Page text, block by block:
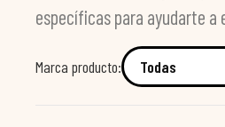
específicas para ayudarte a
Marca producto: